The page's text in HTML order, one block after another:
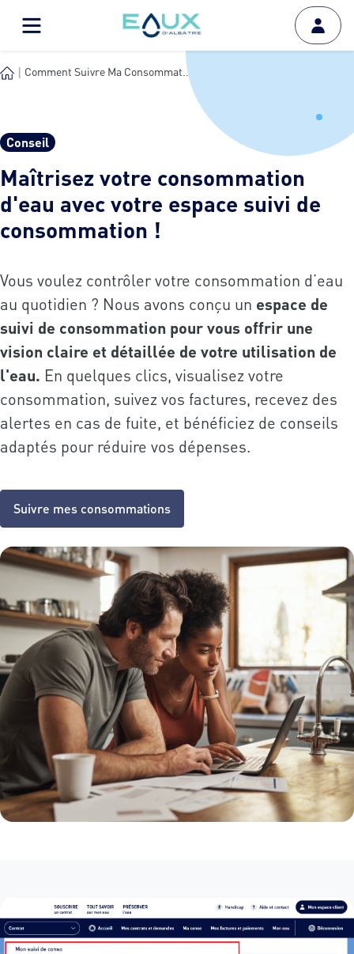
Comment Suivre Ma Consommat...
Conseil
Maîtrisez votre consommation
d'eau avec votre espace suivi de
consommation !
Vous voulez contrôler votre consommation d’eau
au quotidien ? Nous avons conçu un espace de
suivi de consommation pour vous offrir une
vision claire et détaillée de votre utilisation de
l'eau. En quelques clics, visualisez votre
consommation, suivez vos factures, recevez des
alertes en cas de fuite, et bénéficiez de conseils
adaptés pour réduire vos dépenses.
Suivre mes consommations